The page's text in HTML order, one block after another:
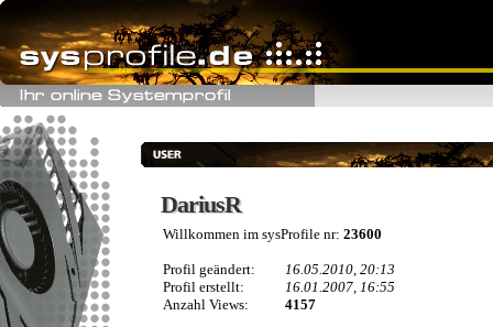
DariusR
DariusR
Willkommen im sysProfile nr: 23600
Profil geändert:
16.05.2010, 20:13
Profil erstellt:
16.01.2007, 16:55
Anzahl Views:
4157